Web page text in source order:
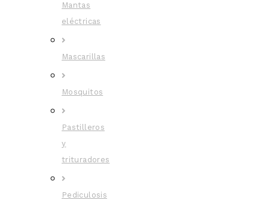
Mantas
eléctricas
Mascarillas
Mosquitos
Pastilleros
y
trituradores
Pediculosis